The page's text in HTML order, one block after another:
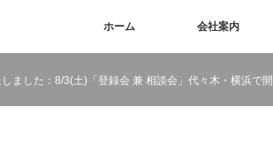
ホーム 会社案内
しました：8/3(土)「登録会 兼 相談会」代々木・横浜